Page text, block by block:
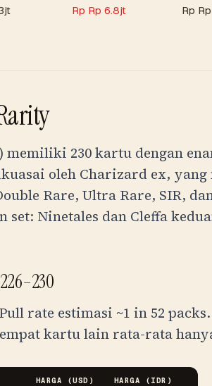
Rp Rp 6.8jt Rp
memiliki 230 kartu dengan
oleh Charizard ex,
Rare, Ultra Rare, SIR,
set: Ninetales dan Cleffa
rate estimasi ~1 in 52 packs
kartu lain rata-rata
HARGA (USD) HARGA ( IDR )